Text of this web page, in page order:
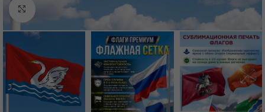
Нажмите, чтобы увеличить